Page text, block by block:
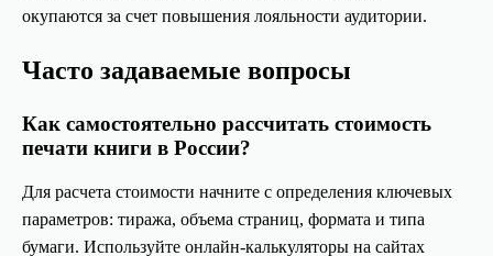
окупаются за счет повышения лояльности аудитории.
Часто задаваемые вопросы
Как самостоятельно рассчитать стоимость
печати книги в России?
Для расчета стоимости начните с определения ключевых
параметров: тиража, объема страниц, формата и типа
бумаги. Используйте онлайн-калькуляторы на сайтах
Telegram
МАХ